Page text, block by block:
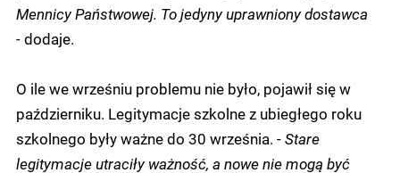
Mennicy Państwowej. To jedyny uprawniony dostawca
-dodaje.
O ile we wrześniu problemu nie było, pojawił się w
październiku. Legitymacje szkolne z ubiegłego roku
szkolnego były ważne do 30 września. -Stare
legitymacje utraciły ważność, a nowe nie mogą być